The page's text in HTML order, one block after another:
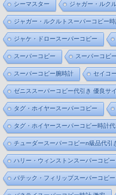
シーマスター ジャガー・ルク
ジャガー・ルクルトスーパーコピー
ジャケ・ドロースーパーコピー
スーパーコピー スーパーコピ
スーパーコピー腕時計 セイコ
ゼニススーパーコピー代引き 優良サ
タグ・ホイヤースーパーコピー
タグ・ホイヤースーパーコピー時計
チューダースーパーコピーn級品代引
ハリー・ウィンストンスーパーコピー
パテック・フィリップスーパーコピー